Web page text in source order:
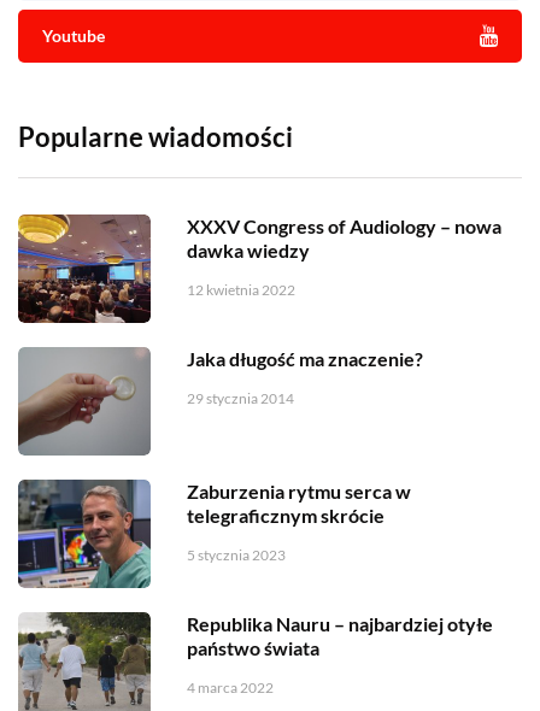
Youtube
Popularne wiadomości
XXXV Congress of Audiology – nowa
dawka wiedzy
12 kwietnia 2022
Jaka długość ma znaczenie?
29 stycznia 2014
Zaburzenia rytmu serca w
telegraficznym skrócie
5 stycznia 2023
Republika Nauru – najbardziej otyłe
państwo świata
4 marca 2022